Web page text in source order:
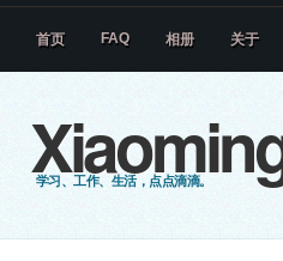
学习、工作、生活，点点滴滴。
首页 FAQ 相册 关于